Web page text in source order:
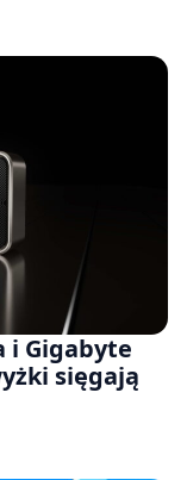
i Gigabyte
sięgają